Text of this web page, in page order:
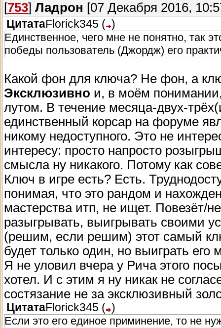
[753] Ладрон [07 Декабря 2016,
ЦитатаFlorick345 ( )
Единственное, чего мне не понятно, так
победы пользователь (Джордж) его
Какой фон для ключа? Не фон, а
Эксклюзивно и, в моём
лутом. В течение месяца-двух-
единственный корсар на форуме
никому недоступного. Это не
интересу: просто напросто
смысла ну никакого. Потому как
Ключ в игре есть? Есть.
понимая, что это рандом и
мастерства итп, не ищет. Повезёт/
разыгрывать, выигрывать своими
(решим, если решим) этот самый
будет только один, но выиграть
Я не уловил вчера у Рича этого
хотел. И с этим я ну никак не
состязание не за эксклюзивный
ЦитатаFlorick345 ( )
Если это его единое приминение, то не